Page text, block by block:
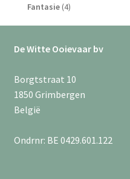
producten
Fantasie 44
De Witte Ooievaar bv
Borgtstraat 10
1850 Grimbergen
België
Ondrnr: BE 0429.601.122